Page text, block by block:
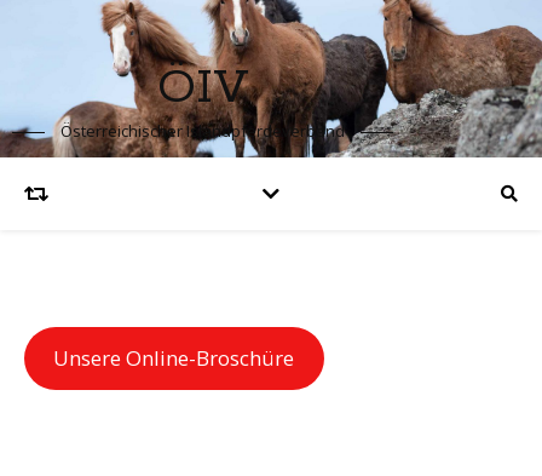
ÖIV
Österreichischer Islandpferdeverband
Unsere Online-Broschüre